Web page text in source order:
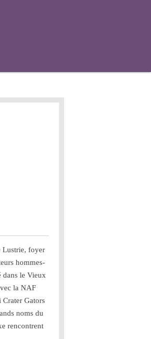
Lustrie, foyer
hommes-
dans le Vieux
la NAF
Gators
noms du
rencontrent